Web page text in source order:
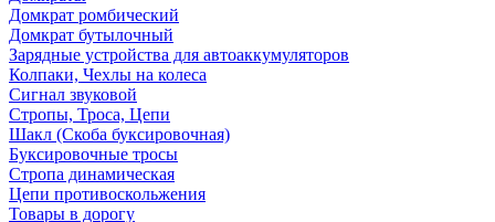
Домкрат ромбический
Домкрат бутылочный
Зарядные устройства для автоаккумуляторов
Колпаки, Чехлы на колеса
Сигнал звуковой
Стропы, Троса, Цепи
Шакл (Скоба буксировочная)
Буксировочные тросы
Стропа динамическая
Цепи противоскольжения
Товары в дорогу